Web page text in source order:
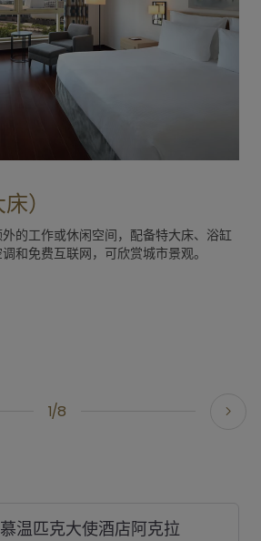
1/8
）
的工作或休闲空间，配备特大床、浴缸
和免费互联网，可欣赏城市景观。
慕温匹克大使酒店阿克拉